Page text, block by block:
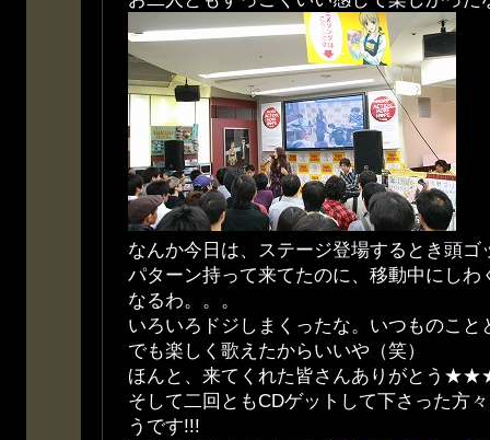
なんか今日は、ステージ登場するとき頭ゴ
パターン持って来てたのに、移動中にしわ
なるわ。。。
いろいろドジしまくったな。いつものこと
でも楽しく歌えたからいいや（笑）
ほんと、来てくれた皆さんありがとう
そして二回ともCDゲットして下さった方
うです!!!